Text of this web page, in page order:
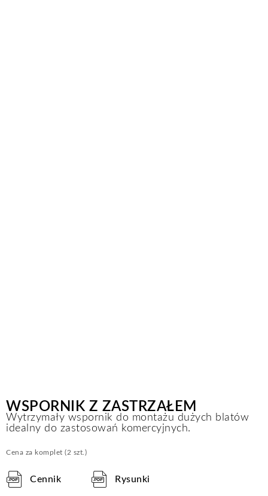
WSPORNIK Z ZASTRZAŁEM
Wytrzymały wspornik do montażu dużych blatów
idealny do zastosowań komercyjnych.
Cena za komplet (2 szt.)
Cennik Rysunki